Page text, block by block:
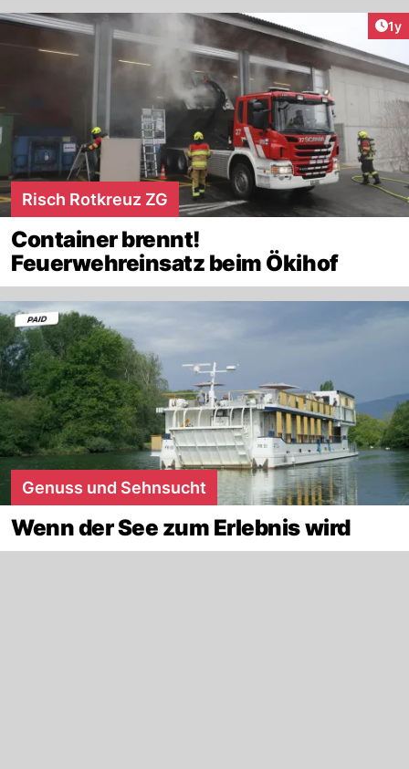
1y
Risch Rotkreuz ZG
Container brennt!
Feuerwehreinsatz beim Ökihof
Genuss und Sehnsucht
Wenn der See zum Erlebnis wird